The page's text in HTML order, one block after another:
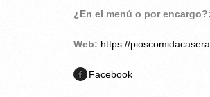
¿En el menú o por encargo?:
Web: https://
Facebook